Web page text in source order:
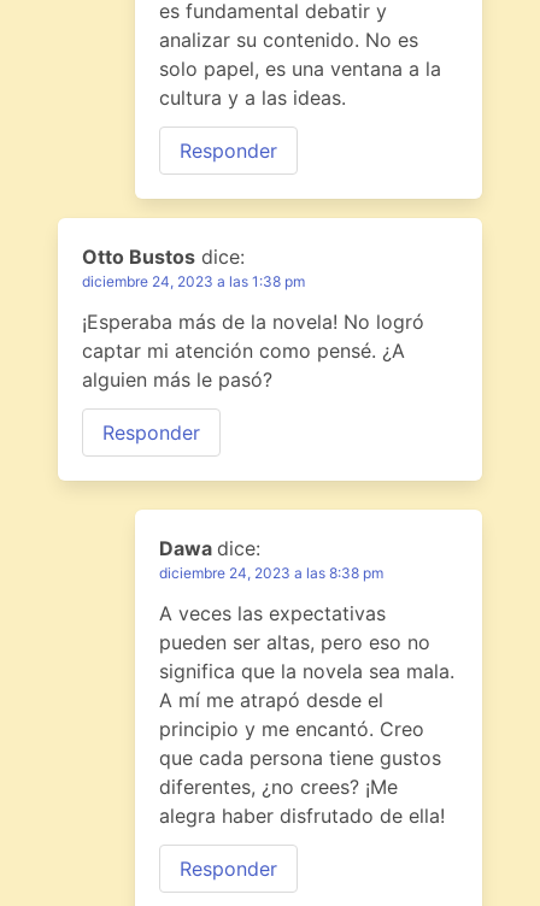
es fundamental debatir y
analizar su contenido. No es
solo papel, es una ventana a la
cultura y a las ideas.
Responder
Otto Bustos dice:
diciembre 24, 2023 a las 1:38 pm
¡Esperaba más de la novela! No logró
captar mi atención como pensé. ¿A
alguien más le pasó?
Responder
Dawa dice:
diciembre 24, 2023 a las 8:38 pm
A veces las expectativas
pueden ser altas, pero eso no
significa que la novela sea mala.
A mí me atrapó desde el
principio y me encantó. Creo
que cada persona tiene gustos
diferentes, ¿no crees? ¡Me
alegra haber disfrutado de ella!
Responder